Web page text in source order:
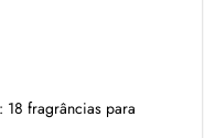
18 fragrâncias para